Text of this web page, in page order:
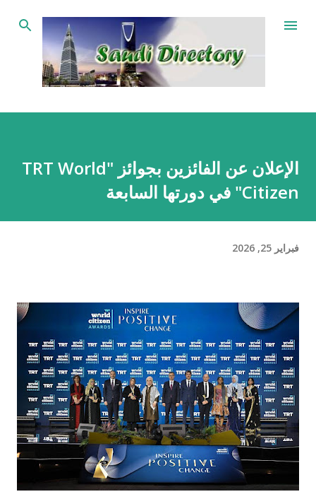
التخطي إلى المحتوى الرئيسي
الإعلان عن الفائزين بجوائز "TRT World
Citizen" في دورتها السابعة
فبراير 25, 2026